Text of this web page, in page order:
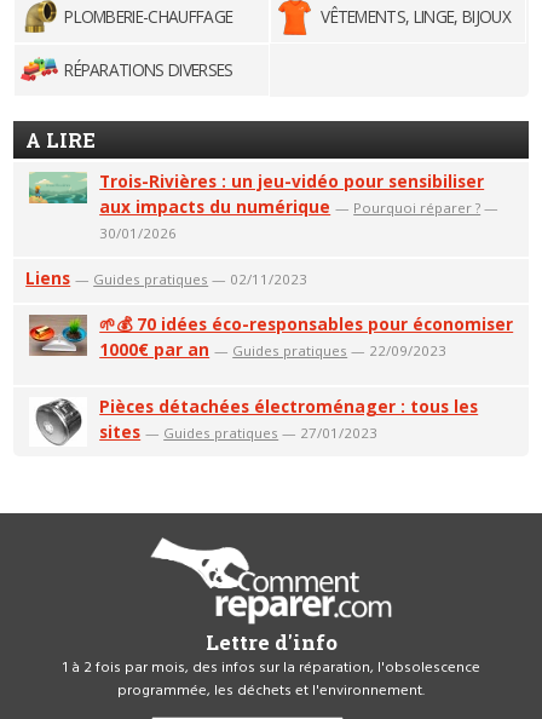
PLOMBERIE-CHAUFFAGE VÊTEMENTS, LINGE, BIJOUX
RÉPARATIONS DIVERSES
A LIRE
Trois-Rivières : un jeu-vidéo pour sensibiliser
aux impacts du numérique — Pourquoi réparer ? —
30/01/2026
Liens — Guides pratiques — 02/11/2023
🌱💰 70 idées éco-responsables pour économiser
1000€ par an — Guides pratiques — 22/09/2023
Pièces détachées électroménager : tous les
sites — Guides pratiques — 27/01/2023
Lettre d'info
1 à 2 fois par mois, des infos sur la réparation, l'obsolescence
programmée, les déchets et l'environnement.